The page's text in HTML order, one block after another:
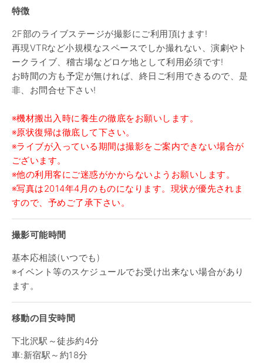
特徴
2F部のライブステージが撮影にご利用頂けます!
再現VTRなど小規模なスペースでしか撮れない、演劇やト
ークライブ、稽古場などロケ地として利用必須です!
お時間の方も予定が無ければ、終日ご利用できるので、是
非、お問合せ下さい!
※機材搬出入時に養生の徹底をお願いします。
※原状復帰は徹底して下さい。
※ライブが入っている期間は撮影をご案内できない場合が
ございます。
※他の利用客にご迷惑がかからないようお願いします。
※写真は2014年4月のものになります。現状が優先されま
すので、予めご了承下さい。
撮影可能時間
基本応相談(いつでも)
※イベント等のスケジュールでお受け出来ない場合があり
ます。
移動の目安時間
下北沢駅～徒歩約4分
車:新宿駅～約18分